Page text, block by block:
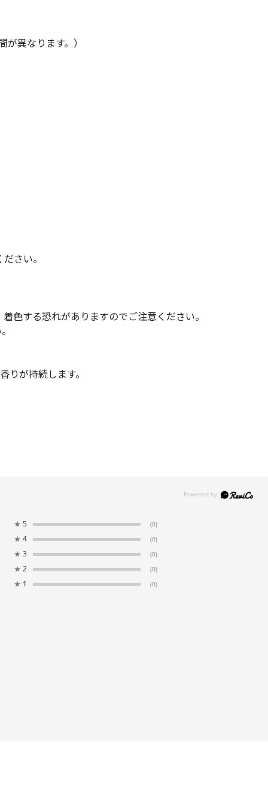
異なります。）
さい。
色する恐れがありますのでご注意ください。
が持続します。
★ 5 (0)
★ 4 (0)
★ 3 (0)
★ 2 (0)
★ 1 (0)